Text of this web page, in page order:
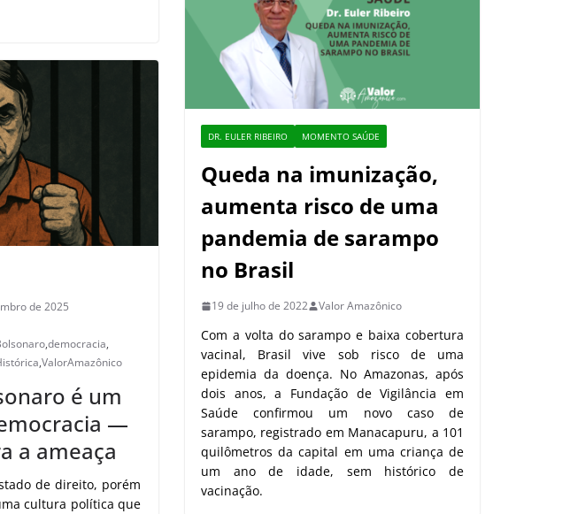
de 2025
,democracia,
,ValorAmazônico
é um
—
a ameaça
de direito, porém
cultura política que
DR. EULER RIBEIRO MOMENTO SAÚDE
Queda na imunização,
aumenta risco de uma
pandemia de sarampo
no Brasil
19 de julho de 2022 Valor Amazônico
Com a volta do sarampo e baixa cobertura
vacinal, Brasil vive sob risco de uma
epidemia da doença. No Amazonas, após
dois anos, a Fundação de Vigilância em
Saúde confirmou um novo caso de
sarampo, registrado em Manacapuru, a 101
quilômetros da capital em uma criança de
um ano de idade, sem histórico de
vacinação.